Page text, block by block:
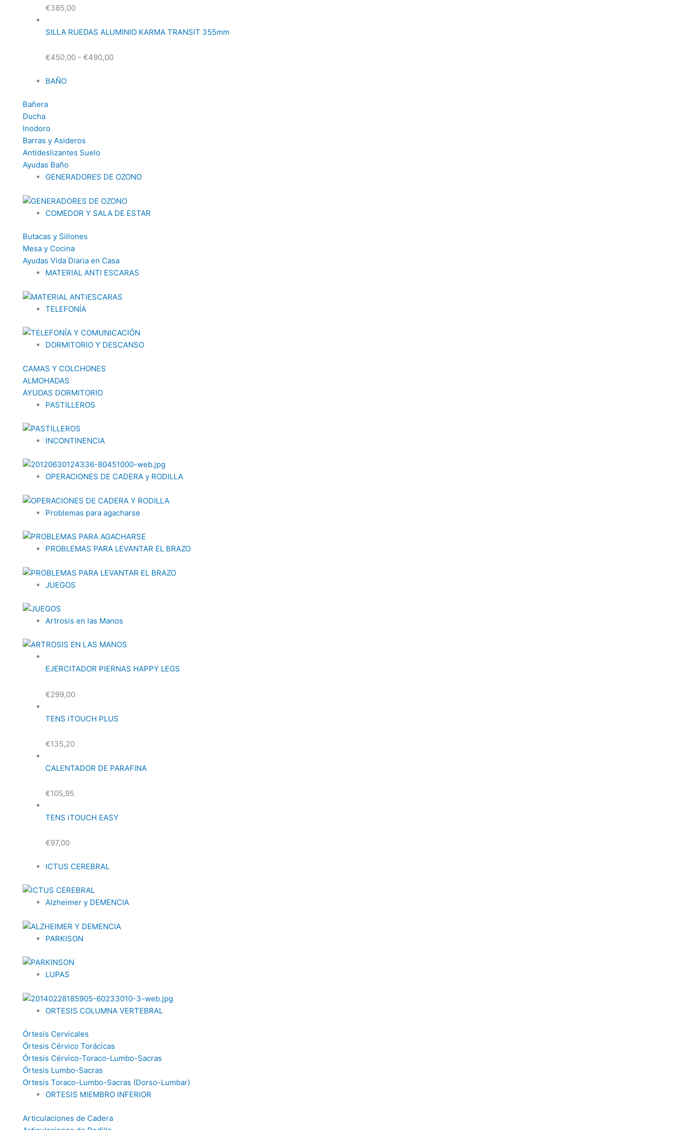
€385,00
SILLA RUEDAS ALUMINIO KARMA TRANSIT 355mm
€450,00 - €490,00
BAÑO
Bañera
Ducha
Inodoro
Barras y Asideros
Antideslizantes Suelo
Ayudas Baño
GENERADORES DE OZONO
COMEDOR Y SALA DE ESTAR
Butacas y Sillones
Mesa y Cocina
Ayudas Vida Diaria en Casa
MATERIAL ANTI ESCARAS
TELEFONÍA
DORMITORIO Y DESCANSO
CAMAS Y COLCHONES
ALMOHADAS
AYUDAS DORMITORIO
PASTILLEROS
INCONTINENCIA
OPERACIONES DE CADERA y RODILLA
Problemas para agacharse
PROBLEMAS PARA LEVANTAR EL BRAZO
JUEGOS
Artrosis en las Manos
EJERCITADOR PIERNAS HAPPY LEGS
€299,00
TENS iTOUCH PLUS
€135,20
CALENTADOR DE PARAFINA
€105,95
TENS iTOUCH EASY
€97,00
ICTUS CEREBRAL
Alzheimer y DEMENCIA
PARKISON
LUPAS
ORTESIS COLUMNA VERTEBRAL
Órtesis Cervicales
Órtesis Cérvico Torácicas
Órtesis Cérvico-Toraco-Lumbo-Sacras
Órtesis Lumbo-Sacras
Ortesis Toraco-Lumbo-Sacras (Dorso-Lumbar)
ORTESIS MIEMBRO INFERIOR
Articulaciones de Cadera